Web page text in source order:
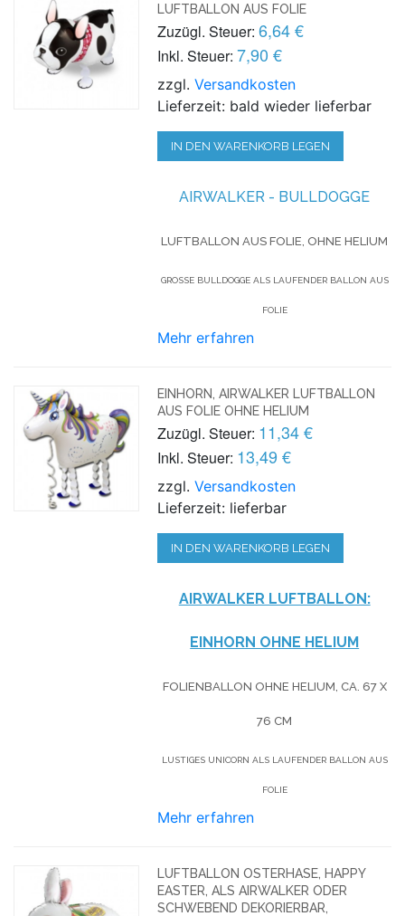
LUFTBALLON AUS FOLIE
Zuzügl. Steuer: 6,64 €
Inkl. Steuer: 7,90 €
zzgl.Versandkosten
Lieferzeit: bald wieder lieferbar
IN DEN WARENKORB LEGEN
AIRWALKER - BULLDOGGE
LUFTBALLON AUS FOLIE, OHNE HELIUM
GROSSE BULLDOGGE ALS LAUFENDER BALLON AUS F
OLIE
Mehr erfahren
EINHORN, AIRWALKER LUFTBALLON
AUS FOLIE OHNE HELIUM
Zuzügl. Steuer: 11,34 €
Inkl. Steuer: 13,49 €
zzgl.Versandkosten
Lieferzeit: lieferbar
IN DEN WARENKORB LEGEN
AIRWALKER LUFTBALLON:
EINHORN OHNE HELIUM
FOLIENBALLON OHNE HELIUM, CA. 67 X
76 CM
LUSTIGES UNICORN ALS LAUFENDER BALLON AUS
FOLIE
Mehr erfahren
LUFTBALLON OSTERHASE, HAPPY
EASTER, ALS AIRWALKER ODER
SCHWEBEND DEKORIERBAR,